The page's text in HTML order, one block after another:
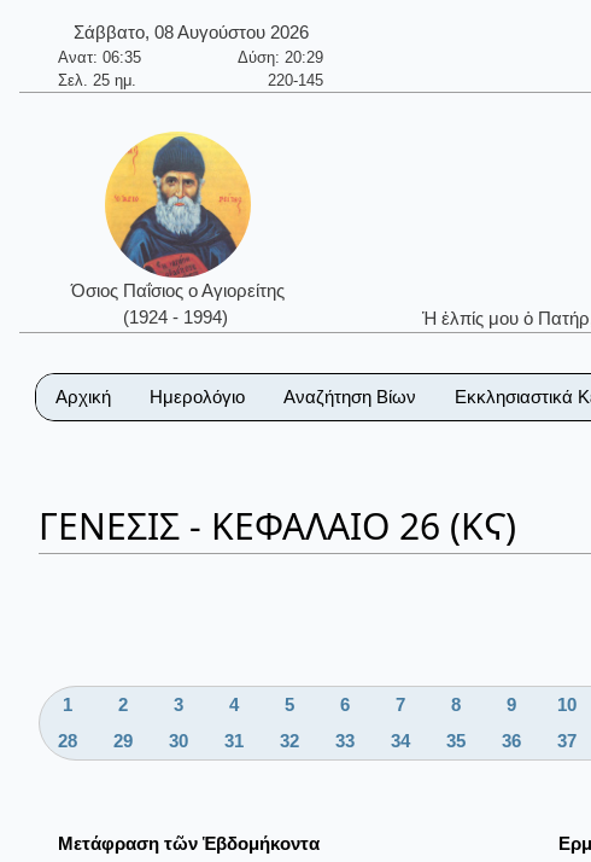
Σάββατο, 08 Αυγούστου 2026
Ανατ: 06:35
Δύση: 20:29
Σελ. 25 ημ.
220-145
Όσιος Παΐσιος ο Αγιορείτης
(1924 - 1994)
Ἡ ἐλπίς μου ὁ
Αρχική Ημερολόγιο Αναζήτηση Βίων Εκκλησιαστικά
ΓΕΝΕΣΙΣ - ΚΕΦΑΛΑΙΟ 26 (ΚϚ)
1 2 3 4 5 6 7 8 9 10
28
29 30 31 32 33 34 35 36 37
Μετάφραση τῶν Ἑβδομήκοντα